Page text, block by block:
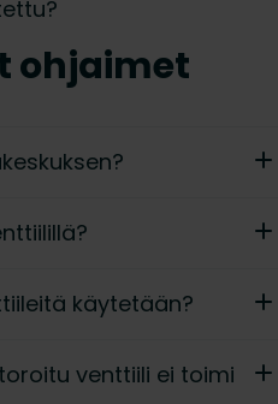
ohjaimet
käytetään?
venttiili ei toimi